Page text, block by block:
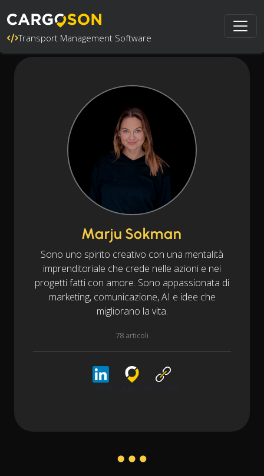
Transport Management Software
Marju Sokman
Sono uno spirito creativo con una mentalità
imprenditoriale che crede nelle azioni e nei
progetti fatti con amore. Sono appassionata di
marketing, comunicazione, AI e idee che
migliorano la vita.
78 articoli